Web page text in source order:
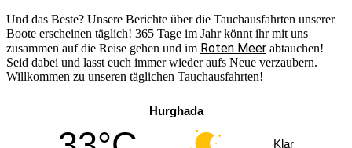
Und das Beste? Unsere Berichte über die Tauchausfahrten unserer
Boote erscheinen täglich! 365 Tage im Jahr könnt ihr mit uns
zusammen auf die Reise gehen und im Roten Meer abtauchen!
Seid dabei und lasst euch immer wieder aufs Neue verzaubern.
Willkommen zu unseren täglichen Tauchausfahrten!
Hurghada
Klar